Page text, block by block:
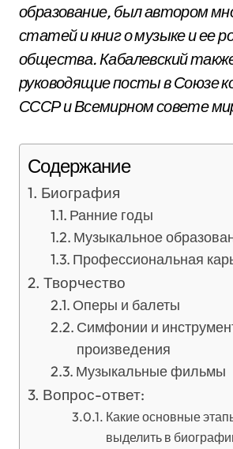
образование, был автором
статей и книг о музыке и ее
общества. Кабалевский
руководящие посты в Союзе
СССР и Всемирном совете
Содержание
Биография
Ранние годы
Музыкальное
Профессиональная
Творчество
Оперы и балеты
Симфонии и
произведения
Музыкальные фильмы
Вопрос-ответ:
Какие основные
выделить в